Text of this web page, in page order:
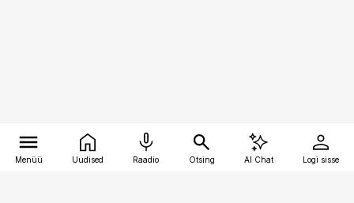
Menüü Uudised Raadio Otsing AI Chat Logi sisse